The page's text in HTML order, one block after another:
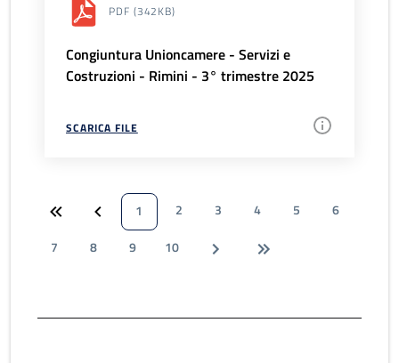
PDF (342KB)
Congiuntura Unioncamere - Servizi e
Costruzioni - Rimini - 3° trimestre 2025
SCARICA FILE
1 2 3 4 5
6
7
8 9 10